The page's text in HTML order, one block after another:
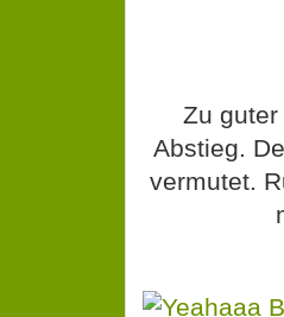
Zu
Abstieg.
vermutet.